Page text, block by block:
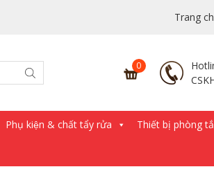
Trang
Phụ kiện & chất tẩy rửa Thiết bị phòng